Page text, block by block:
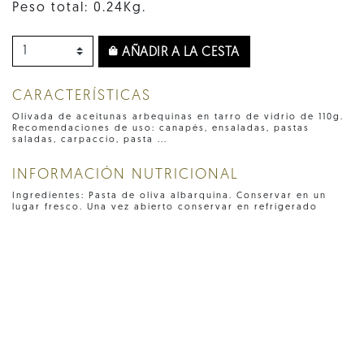
Peso total: 0.24Kg.
AÑADIR A LA CESTA
CARACTERÍSTICAS
Olivada de aceitunas arbequinas en tarro de vidrio de 110g.
Recomendaciones de uso: canapés, ensaladas, pastas
saladas, carpaccio, pasta ...
INFORMACIÓN NUTRICIONAL
Ingredientes: Pasta de oliva albarquina. Conservar en un
lugar fresco. Una vez abierto conservar en refrigerado